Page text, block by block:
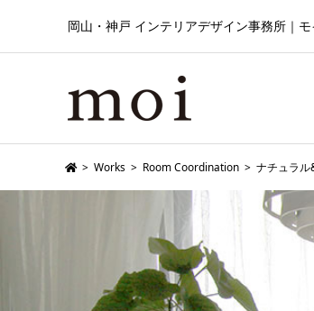
岡山・神戸 インテリアデザイン事務所｜モ
> Works > Room Coordination > ナチュラル